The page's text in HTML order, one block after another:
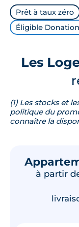
Prêt à taux zéro
Éligible
Les
(1) Les stocks et
politique du
connaître la
à partir